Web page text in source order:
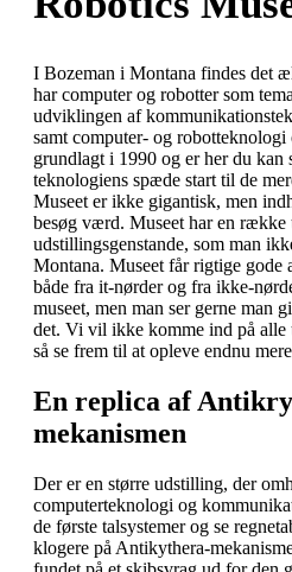
I Bozeman i Montana findes det
har computer og robotter som
udviklingen af
samt computer- og
grundlagt i 1990 og er her du kan
teknologiens spæde start til de
Museet er ikke gigantisk, men
besøg værd. Museet har en række
udstillingsgenstande, som man
Montana. Museet får rigtige gode
både fra it-nørder og fra ikke-
museet, men man ser gerne man
det. Vi vil ikke komme ind på alle
så se frem til at opleve endnu
En replica af
mekanismen
Der er en større udstilling, der
computerteknologi og
de første talsystemer og se
klogere på Antikythera-